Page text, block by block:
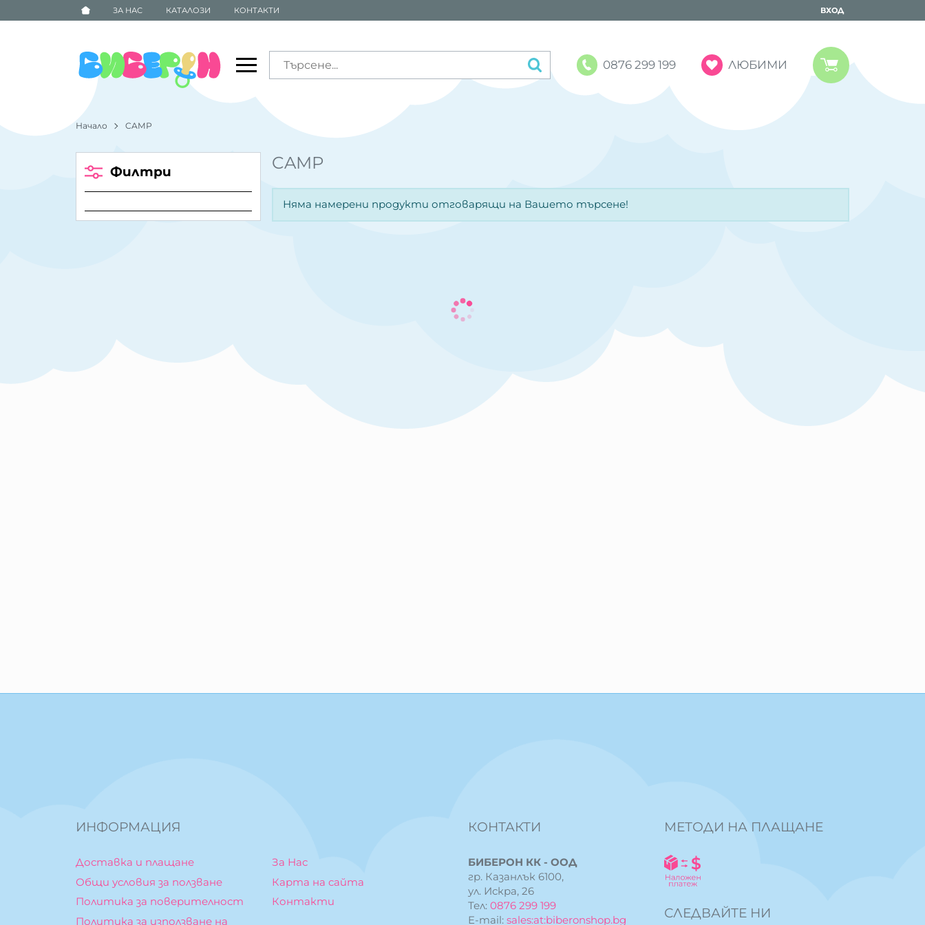
ЗА НАС КАТАЛОЗИ КОНТАКТИ ВХОД
0876 299 199 ЛЮБИМИ
Начало CAMP
CAMP
Няма намерени продукти отговарящи на Вашето търсене!
Филтри
ИНФОРМАЦИЯ
Доставка и плащане
Общи условия за ползване
Политика за поверителност
Политика за използване на
За Нас
Карта на сайта
Контакти
КОНТАКТИ
БИБЕРОН КК - ООД
гр. Казанлък 6100,
ул. Искра, 26
Тел:0876 299 199
E-mail:sales:at:biberonshop.bg
МЕТОДИ НА ПЛАЩАНЕ
СЛЕДВАЙТЕ НИ